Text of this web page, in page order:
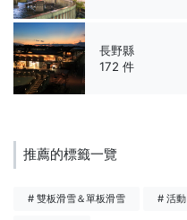
長野縣
172 件
推薦的標籤一覽
# 雙板滑雪＆單板滑雪 # 活動